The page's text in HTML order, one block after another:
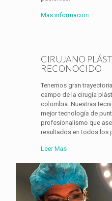
Mas informacion
CIRUJANO
RECONOCIDO
Tenemos gran
campo de la cirugía
colombia. Nuestras
mejor tecnología de
profesionalismo que
resultados en todos los
Leer Mas